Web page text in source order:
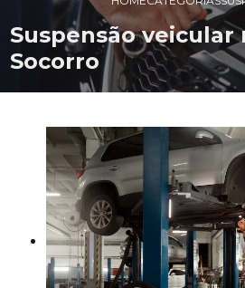
Suspensão veicular
Socorro